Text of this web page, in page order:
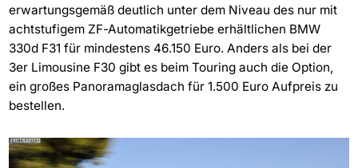
erwartungsgemäß deutlich unter dem Niveau des nur mit
achtstufigem ZF-Automatikgetriebe erhältlichen BMW
330d F31 für mindestens 46.150 Euro. Anders als bei der
3er Limousine F30 gibt es beim Touring auch die Option,
ein großes Panoramaglasdach für 1.500 Euro Aufpreis zu
bestellen.